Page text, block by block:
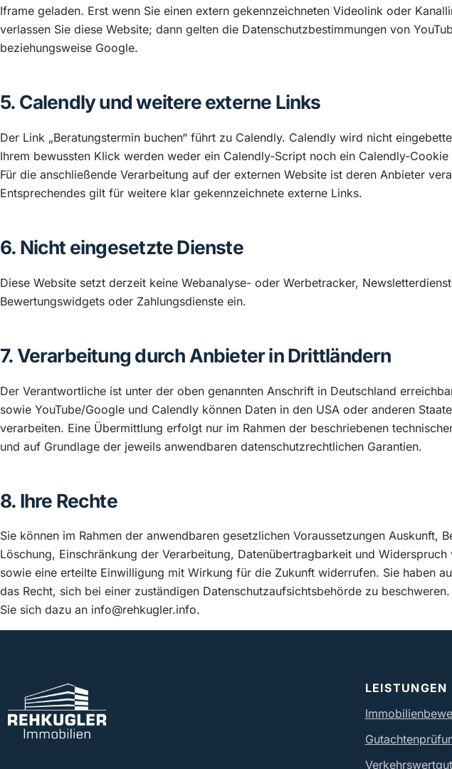
Iframe geladen. Erst wenn Sie einen extern gekennzeichneten Videolink oder
verlassen Sie diese Website; dann gelten die Datenschutzbestimmungen von
beziehungsweise Google.
5. Calendly und weitere externe Links
Der Link „Beratungstermin buchen“ führt zu Calendly. Calendly wird nicht
Ihrem bewussten Klick werden weder ein Calendly-Script noch ein Calendly-Cookie
Für die anschließende Verarbeitung auf der externen Website ist deren Anbieter
Entsprechendes gilt für weitere klar gekennzeichnete externe Links.
6. Nicht eingesetzte Dienste
Diese Website setzt derzeit keine Webanalyse- oder Werbetracker,
Bewertungswidgets oder Zahlungsdienste ein.
7. Verarbeitung durch Anbieter in Drittländern
Der Verantwortliche ist unter der oben genannten Anschrift in Deutschland
sowie YouTube/Google und Calendly können Daten in den USA oder anderen
verarbeiten. Eine Übermittlung erfolgt nur im Rahmen der beschriebenen
und auf Grundlage der jeweils anwendbaren datenschutzrechtlichen Garantien.
8. Ihre Rechte
Sie können im Rahmen der anwendbaren gesetzlichen Voraussetzungen Auskunft,
Löschung, Einschränkung der Verarbeitung, Datenübertragbarkeit und Widerspruch
sowie eine erteilte Einwilligung mit Wirkung für die Zukunft widerrufen. Sie haben
das Recht, sich bei einer zuständigen Datenschutzaufsichtsbehörde zu
Sie sich dazu an info@rehkugler.info.
LEISTUNGEN